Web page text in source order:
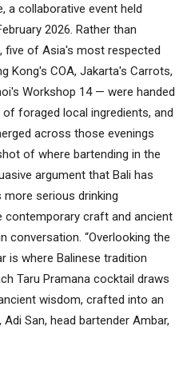
a collaborative event held
2026. Rather than
five of Asia's most respected
Kong's COA, Jakarta's Carrots,
Workshop 14 — were handed
foraged local ingredients, and
across those evenings
of where bartending in the
argument that Bali has
serious drinking
craft and ancient
conversation. “Overlooking the
is where Balinese tradition
Taru Pramana cocktail draws
wisdom, crafted into an
San, head bartender Ambar,